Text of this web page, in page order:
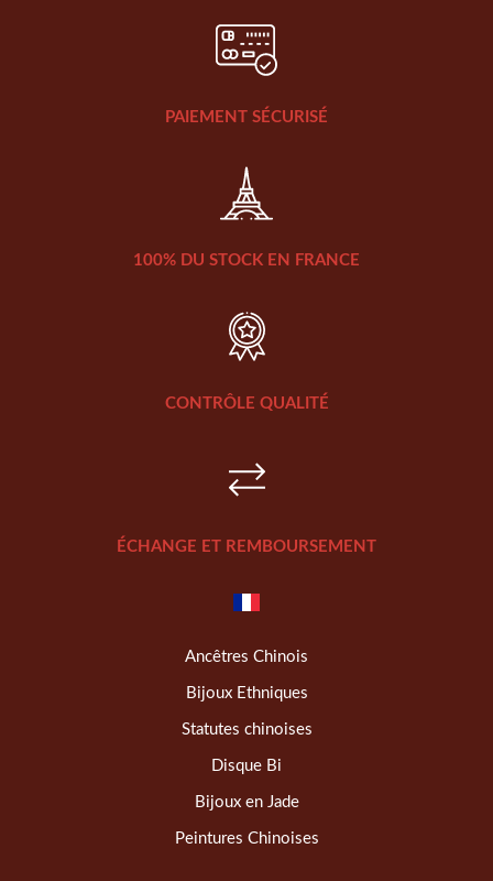
PAIEMENT SÉCURISÉ
100% DU STOCK EN FRANCE
CONTRÔLE QUALITÉ
ÉCHANGE ET REMBOURSEMENT
Ancêtres Chinois
Bijoux Ethniques
Statutes chinoises
Disque Bi
Bijoux en Jade
Peintures Chinoises